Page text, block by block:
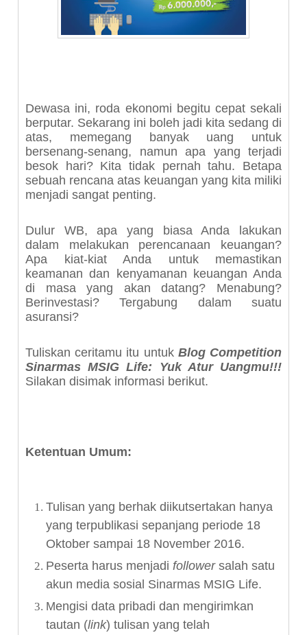
Dewasa ini, roda ekonomi begitu cepat sekali
berputar. Sekarang ini boleh jadi kita sedang di
atas, memegang banyak uang untuk
bersenang-senang, namun apa yang terjadi
besok hari? Kita tidak pernah tahu. Betapa
sebuah rencana atas keuangan yang kita miliki
menjadi sangat penting.
Dulur WB, apa yang biasa Anda lakukan
dalam melakukan perencanaan keuangan?
Apa kiat-kiat Anda untuk memastikan
keamanan dan kenyamanan keuangan Anda
di masa yang akan datang? Menabung?
Berinvestasi? Tergabung dalam suatu
asuransi?
Tuliskan ceritamu itu untuk Blog Competition
Sinarmas MSIG Life: Yuk Atur Uangmu!!!
Silakan disimak informasi berikut.
Ketentuan Umum:
Tulisan yang berhak diikutsertakan hanya
yang terpublikasi sepanjang periode 18
Oktober sampai 18 November 2016.
Peserta harus menjadi followersalah satu
akun media sosial Sinarmas MSIG Life.
Mengisi data pribadi dan mengirimkan
tautan (link) tulisan yang telah